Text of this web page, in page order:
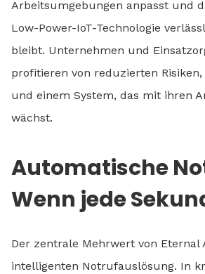
Arbeitsumgebungen anpasst und
Low-Power-IoT-Technologie
bleibt. Unternehmen und
profitieren von reduzierten
und einem System, das mit ihren
wächst.
Automatische
Wenn jede
Der zentrale Mehrwert von
intelligenten Notrufauslösung. In